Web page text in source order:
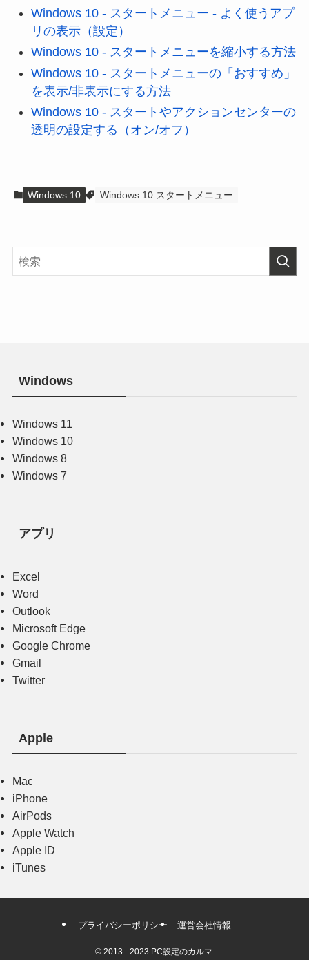
Windows 10 - スタートメニュー - よく使うアプ
リの表示（設定）
Windows 10 - スタートメニューを縮小する方法
Windows 10 - スタートメニューの「おすすめ」
を表示/非表示にする方法
Windows 10 - スタートやアクションセンターの
透明の設定する（オン/オフ）
Windows 10 Windows 10 スタートメニュー
Windows
Windows 11
Windows 10
Windows 8
Windows 7
アプリ
Excel
Word
Outlook
Microsoft Edge
Google Chrome
Gmail
Twitter
Apple
Mac
iPhone
AirPods
Apple Watch
Apple ID
iTunes
プライバシーポリシー 運営会社情報
©2013 - 2023 PC設定のカルマ.